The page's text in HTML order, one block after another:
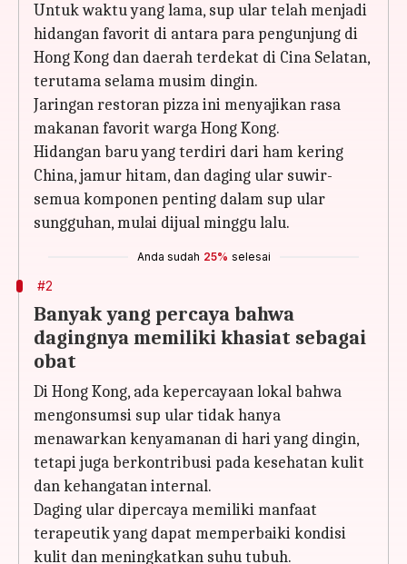
Untuk waktu yang lama, sup ular telah menjadi
hidangan favorit di antara para pengunjung di
Hong Kong dan daerah terdekat di Cina Selatan,
terutama selama musim dingin.
Jaringan restoran pizza ini menyajikan rasa
makanan favorit warga Hong Kong.
Hidangan baru yang terdiri dari ham kering
China, jamur hitam, dan daging ular suwir-
semua komponen penting dalam sup ular
sungguhan, mulai dijual minggu lalu.
Anda sudah 25% selesai
#2
Banyak yang percaya bahwa
dagingnya memiliki khasiat sebagai
obat
Di Hong Kong, ada kepercayaan lokal bahwa
mengonsumsi sup ular tidak hanya
menawarkan kenyamanan di hari yang dingin,
tetapi juga berkontribusi pada kesehatan kulit
dan kehangatan internal.
Daging ular dipercaya memiliki manfaat
terapeutik yang dapat memperbaiki kondisi
kulit dan meningkatkan suhu tubuh.